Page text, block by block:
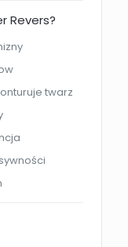
Revers?
twarz